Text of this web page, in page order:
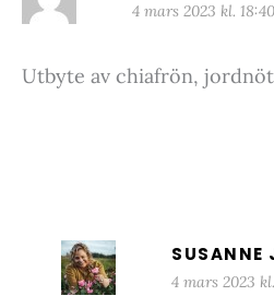
4 mars 2023 kl. 18:40
Utbyte av chiafrön,
SUSANNE
4 mars 2023